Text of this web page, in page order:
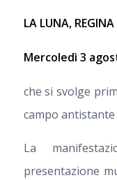
LA LUNA, REGINA
Mercoledì 3
che si svolge
campo antistante
La
presentazione